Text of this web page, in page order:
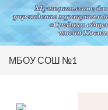
МБОУ СОШ №1